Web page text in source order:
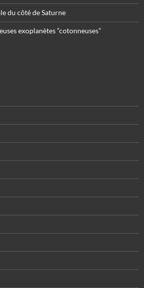
du côté de Saturne
exoplanètes “cotonneuses”